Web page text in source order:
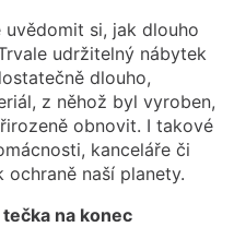
si, jak dlouho
udržitelný nábytek
dlouho,
z něhož byl vyroben,
obnovit. I takové
kanceláře či
naší planety.
na konec